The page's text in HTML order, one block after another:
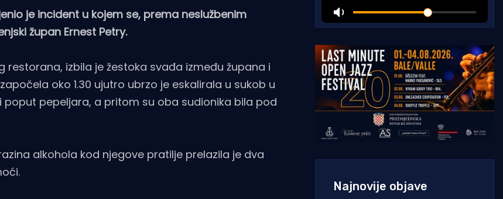
je incident u kojem se, prema neslužbenim
župan Ernest Petry.
izbila je žestoka svađa između župana i
oko 1.30 ujutro ubrzo je eskalirala u sukob u
pepeljara, a pritom su oba sudionika bila pod
alkohola kod njegove pratilje prelazila je dva
Najnovije objave